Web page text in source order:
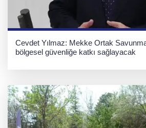
Cevdet Yılmaz: Mekke Ortak
bölgesel güvenliğe katkı sağlayacak